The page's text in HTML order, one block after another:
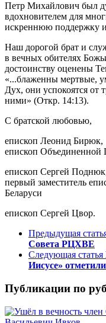
Петр Михайлович был
вдохновителем для
искреннюю поддержку
Наш дорогой брат и
в вечных обителях
достоинству оценены
«...блаженны мертвые,
Дух, они успокоятся от
ними» (Откр. 14:13).
С братской любовью,
епископ Леонид Бирюк,
епископ
епископ Сергей
первый заместитель
Беларуси
епископ Сергей Цвор.
Предыдущая
Совета РЦХВЕ
Следующая статья
Иисусе»
Публикации по